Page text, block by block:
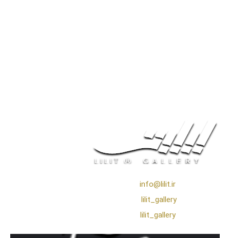
info@lilit.ir
lilit_gallery
lilit_gallery